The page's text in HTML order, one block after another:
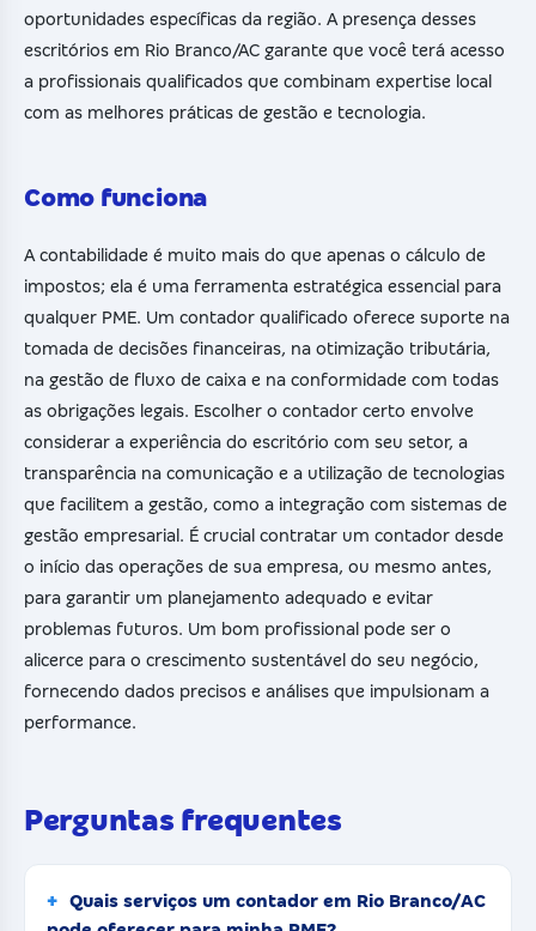
oportunidades específicas da região. A presença desses
escritórios em Rio Branco/AC garante que você terá acesso
a profissionais qualificados que combinam expertise local
com as melhores práticas de gestão e tecnologia.
Como funciona
A contabilidade é muito mais do que apenas o cálculo de
impostos; ela é uma ferramenta estratégica essencial para
qualquer PME. Um contador qualificado oferece suporte na
tomada de decisões financeiras, na otimização tributária,
na gestão de fluxo de caixa e na conformidade com todas
as obrigações legais. Escolher o contador certo envolve
considerar a experiência do escritório com seu setor, a
transparência na comunicação e a utilização de tecnologias
que facilitem a gestão, como a integração com sistemas de
gestão empresarial. É crucial contratar um contador desde
o início das operações de sua empresa, ou mesmo antes,
para garantir um planejamento adequado e evitar
problemas futuros. Um bom profissional pode ser o
alicerce para o crescimento sustentável do seu negócio,
fornecendo dados precisos e análises que impulsionam a
performance.
Perguntas frequentes
Quais serviços um contador em Rio Branco/AC